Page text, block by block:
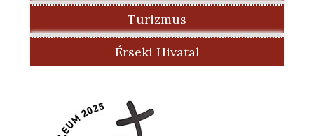
Turizmus
Érseki Hivatal